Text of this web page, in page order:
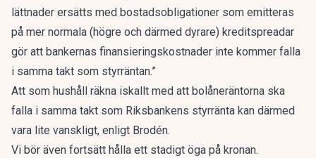
lättnader ersätts med bostadsobligationer som emitteras
på mer normala (högre och därmed dyrare) kreditspreadar
gör att bankernas finansieringskostnader inte kommer falla
i samma takt som styrräntan.”
Att som hushåll räkna iskallt med att bolåneräntorna ska
falla i samma takt som Riksbankens styrränta kan därmed
vara lite vanskligt, enligt Brodén.
Vi bör även fortsätt hålla ett stadigt öga på kronan.